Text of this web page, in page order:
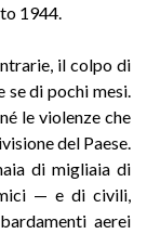
1944.
il colpo di
di pochi mesi.
le violenze che
del Paese.
di migliaia di
— e di civili,
aerei